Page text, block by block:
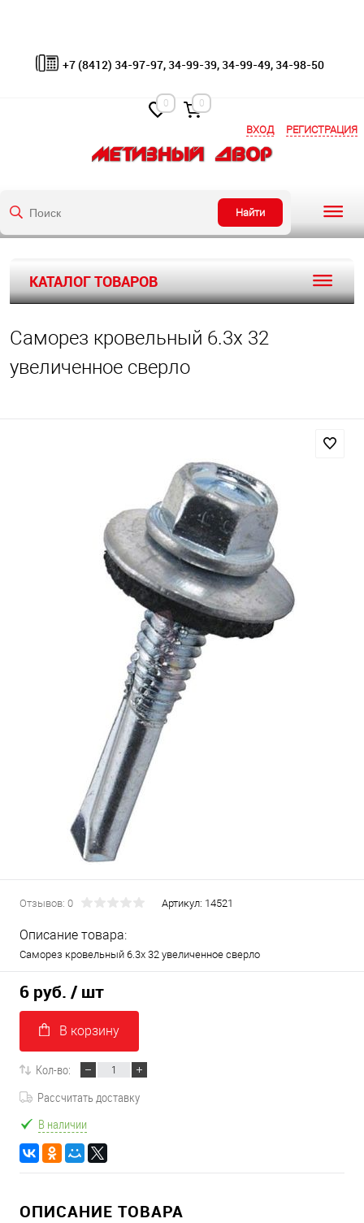
ВХОД РЕГИСТРАЦИЯ
Найти
+7 (8412) 34-97-97, 34-99-39, 34-99-49, 34-98-50
0 0
КАТАЛОГ ТОВАРОВ
Саморез кровельный 6.3х 32
увеличенное сверло
Отзывов: 0 Артикул: 14521
Описание товара:
Саморез кровельный 6.3х 32 увеличенное сверло
6 руб. / шт
В корзину
Кол-во:
Рассчитать доставку
В наличии
ОПИСАНИЕ ТОВАРА